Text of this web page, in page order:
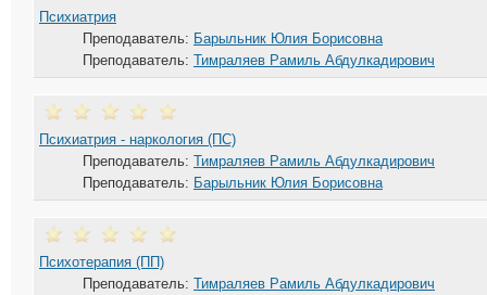
Психиатрия
Преподаватель:
Барыльник Юлия Борисовна
Преподаватель: Тимраляев Рамиль Абдулкадирович
Психиатрия - наркология (ПС)
Преподаватель: Тимраляев Рамиль Абдулкадирович
Преподаватель:
Барыльник Юлия Борисовна
Психотерапия (ПП)
Преподаватель: Тимраляев Рамиль Абдулкадирович